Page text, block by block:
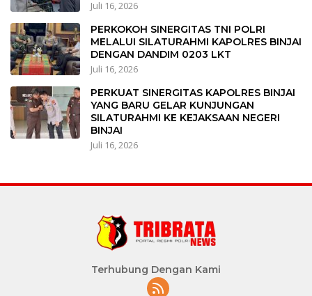
Juli 16, 2026
PERKOKOH SINERGITAS TNI POLRI
MELALUI SILATURAHMI KAPOLRES BINJAI
DENGAN DANDIM 0203 LKT
Juli 16, 2026
PERKUAT SINERGITAS KAPOLRES BINJAI
YANG BARU GELAR KUNJUNGAN
SILATURAHMI KE KEJAKSAAN NEGERI
BINJAI
Juli 16, 2026
Terhubung Dengan Kami